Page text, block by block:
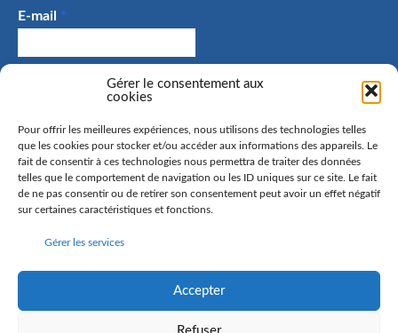
Gérer le consentement aux
cookies
Pour offrir les meilleures expériences, nous utilisons des technologies telles
que les cookies pour stocker et/ou accéder aux informations des appareils. Le
fait de consentir à ces technologies nous permettra de traiter des données
telles que le comportement de navigation ou les ID uniques sur ce site. Le fait
de ne pas consentir ou de retirer son consentement peut avoir un effet négatif
sur certaines caractéristiques et fonctions.
Gérer les services
Accepter
Refuser
E-mail *
J'accepte de recevoir des e-mails et confirme avoir
pris connaissance de la politique de confidentialité.
La commune de Hangenbieten collecte votre adresse mail
afin de vous envoyer notre lettre d’information. Vous
en savoir plus sur la gestion de vos données personnelles
et pour exercer vos droits, rendez-vous sur la page
politique de confidentialité